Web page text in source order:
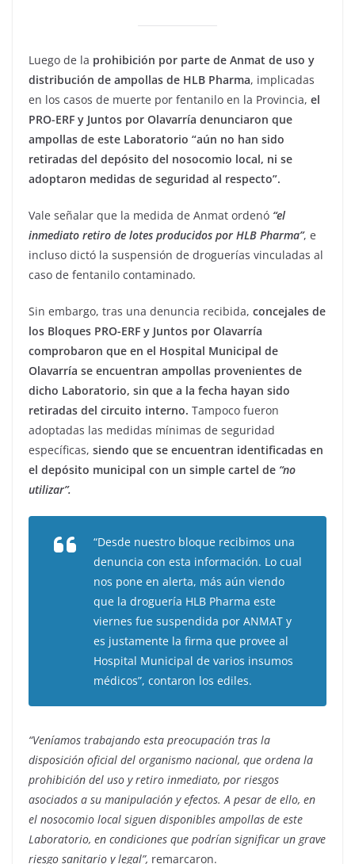
Luego de la prohibición por parte de Anmat de uso y
distribución de ampollas de HLB Pharma, implicadas
en los casos de muerte por fentanilo en la Provincia, el
PRO-ERF y Juntos por Olavarría denunciaron que
ampollas de este Laboratorio “aún no han sido
retiradas del depósito del nosocomio local, ni se
adoptaron medidas de seguridad al respecto”.
Vale señalar que la medida de Anmat ordenó “el
inmediato retiro de lotes producidos por HLB Pharma”, e
incluso dictó la suspensión de droguerías vinculadas al
caso de fentanilo contaminado.
Sin embargo, tras una denuncia recibida, concejales de
los Bloques PRO-ERF y Juntos por Olavarría
comprobaron que en el Hospital Municipal de
Olavarría se encuentran ampollas provenientes de
dicho Laboratorio, sin que a la fecha hayan sido
retiradas del circuito interno. Tampoco fueron
adoptadas las medidas mínimas de seguridad
específicas, siendo que se encuentran identificadas en
el depósito municipal con un simple cartel de “no
utilizar”.
“Desde nuestro bloque recibimos una
denuncia con esta información. Lo cual
nos pone en alerta, más aún viendo
que la droguería HLB Pharma este
viernes fue suspendida por ANMAT y
es justamente la firma que provee al
Hospital Municipal de varios insumos
médicos”, contaron los ediles.
“Veníamos trabajando esta preocupación tras la
disposición oficial del organismo nacional, que ordena la
prohibición del uso y retiro inmediato, por riesgos
asociados a su manipulación y efectos. A pesar de ello, en
el nosocomio local siguen disponibles ampollas de este
Laboratorio, en condiciones que podrían significar un grave
riesgo sanitario y legal”, remarcaron.